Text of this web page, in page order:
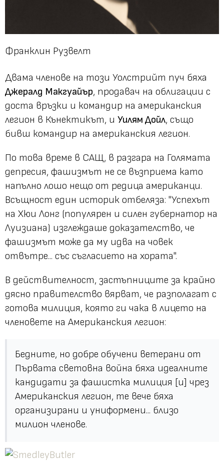
Франклин Рузвелт
Двама членове на този Уолстрийт пуч бяха
Джералд Макгуайър, продавач на облигации с
доста връзки и командир на американския
легион в Кънектикът, и Уилям Дойл, също
бивш командир на американския легион.
По това време в САЩ, в разгара на Голямата
депресия, фашизмът не се възприема като
напълно лошо нещо от редица американци.
Всъщност един историк отбеляза: "Успехът
на Хюи Лонг (популярен и силен губернатор на
Луизиана) изглеждаше доказателство, че
фашизмът може да му идва на човек
отвътре... със съгласието на хората".
В действителност, застъпниците за крайно
дясно правителство вярват, че разполагат с
готова милиция, която ги чака в лицето на
членовете на Американския легион:
Бедните, но добре обучени ветерани от
Първата световна война бяха идеалните
кандидати за фашистка милиция [и] чрез
Американския легион, те вече бяха
организирани и униформени... близо
милион членове.